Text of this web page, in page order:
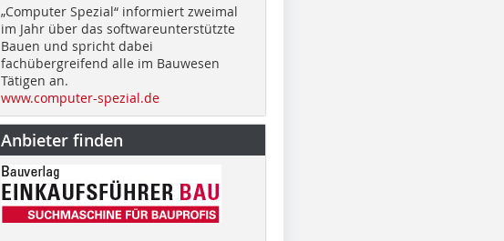
„Computer Spezial“ informiert zweimal
im Jahr über das softwareunterstützte
Bauen und spricht dabei
fachübergreifend alle im Bauwesen
Tätigen an.
www.computer-spezial.de
Anbieter finden